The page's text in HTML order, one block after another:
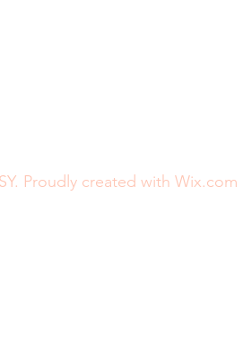
Proudly created with Wix.com